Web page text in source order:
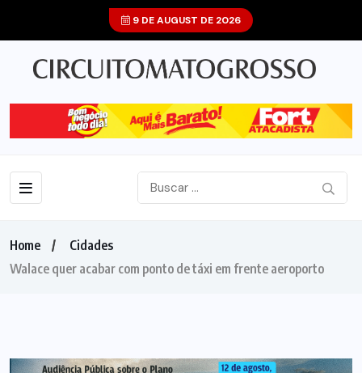
9 DE AUGUST DE 2026
Home
Cidades
Walace quer acabar com ponto de táxi em frente aeroporto